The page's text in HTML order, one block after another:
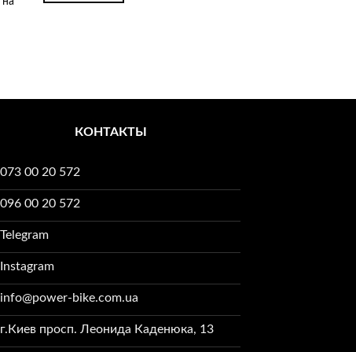
КОНТАКТЫ
073 00 20 572
096 00 20 572
Telegram
Instagram
info@power-bike.com.ua
г.Киев просп. Леонида Каденюка, 13